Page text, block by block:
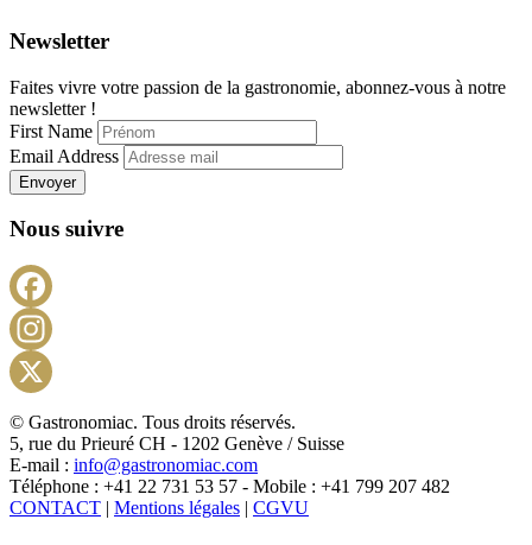
Newsletter
Faites vivre votre passion de la gastronomie, abonnez-vous à notre
newsletter !
First Name
Email Address
Envoyer
Nous suivre
X
© Gastronomiac. Tous droits réservés.
5, rue du Prieuré CH - 1202 Genève / Suisse
E-mail : info@gastronomiac.com
Téléphone : +41 22 731 53 57 - Mobile : +41 799 207 482
CONTACT | Mentions légales | CGVU